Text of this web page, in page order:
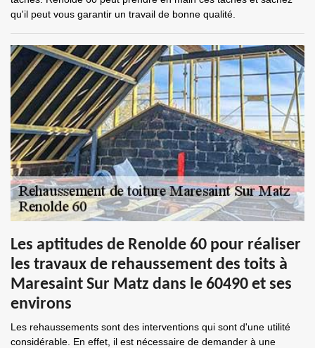
qu'il peut vous garantir un travail de bonne qualité.
Les aptitudes de Renolde 60 pour réaliser
les travaux de rehaussement des toits à
Maresaint Sur Matz dans le 60490 et ses
environs
Les rehaussements sont des interventions qui sont d'une utilité
considérable. En effet, il est nécessaire de demander à une